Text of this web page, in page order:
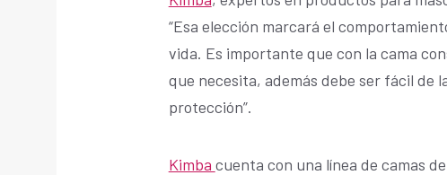
“Esa elección marcará el
vida. Es importante que con la cama
que necesita, además debe ser fácil de
protección”.
Kimba cuenta con una línea de camas